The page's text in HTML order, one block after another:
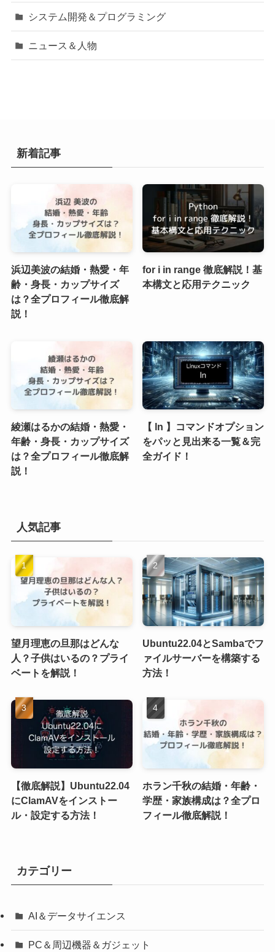
システム開発＆プログラミング
ニュース＆人物
新着記事
浜辺美波の結婚・熱愛・年
齢・身長・カップサイズ
は？全プロフィール徹底解
説！
for i in range 徹底解説！基
本構文と応用テクニック
綾瀬はるかの結婚・熱愛・
年齢・身長・カップサイズ
は？全プロフィール徹底解
説！
【 ln 】コマンドオプション
をパッと見出来る一覧＆完
全ガイド！
人気記事
望月理恵の旦那はどんな
人？子供はいるの？プライ
ベートを解説！
Ubuntu22.04とSambaでフ
ァイルサーバーを構築する
方法！
【徹底解説】Ubuntu22.04
にClamAVをインストー
ル・設定する方法！
ホラン千秋の結婚・年齢・
学歴・家族構成は？全プロ
フィール徹底解説！
カテゴリー
AI＆データサイエンス
PC＆周辺機器＆ガジェット